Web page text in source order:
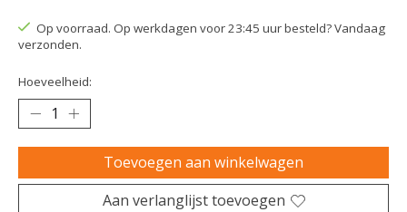
Op voorraad. Op werkdagen voor 23:45 uur besteld? Vandaag
verzonden.
Hoeveelheid:
Toevoegen aan winkelwagen
Aan verlanglijst toevoegen